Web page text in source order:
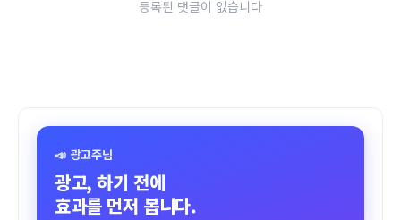
등록된 댓글이 없습니다
📣 광고주님
광고, 하기 전에
효과를 먼저 봅니다.